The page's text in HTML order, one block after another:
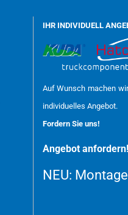
IHR INDIVIDUELL
Auf Wunsch machen
individuelles Angebot.
Fordern Sie uns!
Angebot anfordern!
NEU: